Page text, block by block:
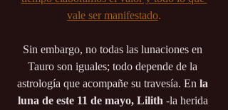
vale ser manifestado.
Sin embargo, no todas las lunaciones en
Tauro son iguales; todo depende de la
astrología que acompañe su travesía. En la
luna de este 11 de mayo, Lilith -la herida